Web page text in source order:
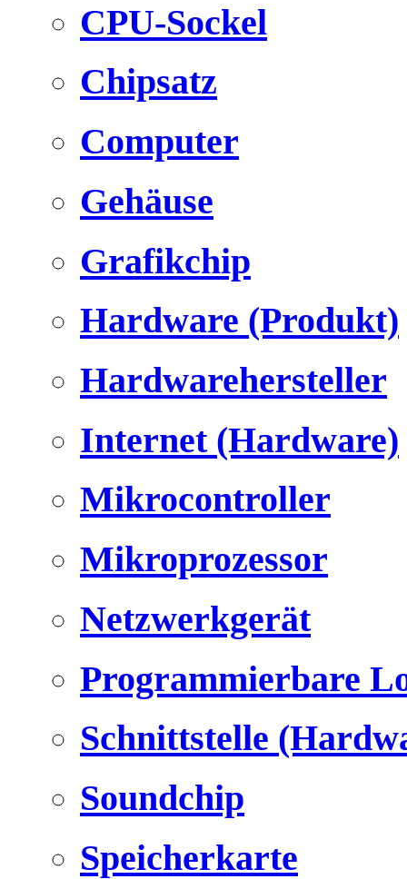
CPU-Sockel
Chipsatz
Computer
Gehäuse
Grafikchip
Hardware (Produkt)
Hardwarehersteller
Internet (Hardware)
Mikrocontroller
Mikroprozessor
Netzwerkgerät
Programmierbare
Schnittstelle
Soundchip
Speicherkarte